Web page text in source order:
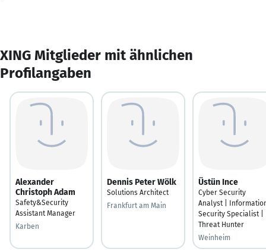
XING Mitglieder mit ähnlichen
Profilangaben
Alexander
Christoph Adam
Safety&Security
Assistant Manager
Karben
Dennis Peter Wölk
Solutions Architect
Frankfurt am Main
Üstün Ince
Cyber Security
Analyst |
Security Specialist |
Threat Hunter
Weinheim